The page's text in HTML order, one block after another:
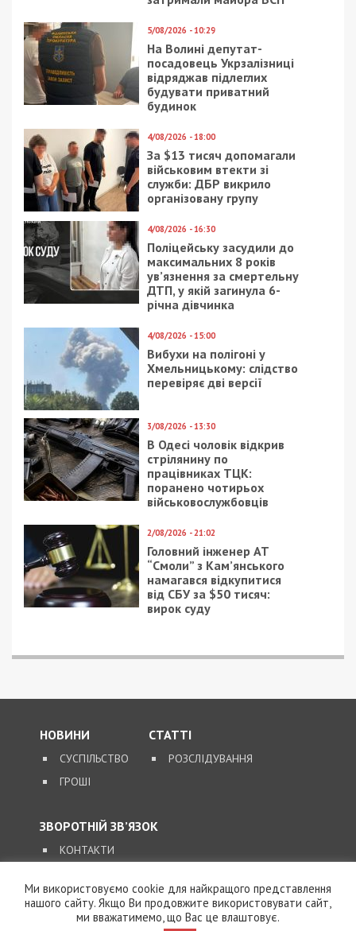
Навчання має бути очним
Фахівці з реабілітації дуже радіють з того, що
відбуваються такі зміни. В тому, що вони на часі,
цілком впевнений Олег Неханевич, доктор
медичних наук, професор, завідувач кафедри
фізичної реабілітації, спортивної медицини та
валеології Дніпровського державного медичного
університету, гарант освітньо-наукової програми
«Фізична терапія, ерготерапія».
— Звісно, збільшення кількості місць державного
матеріально-технічної та кадрової бази, — розповідає
Олег Неханевич. – Зараз ми над цим працюємо. Два роки
тому було проведено ремонт дахів наших основних
корпусів, один з них – саме спортивно-реабілітаційний.
Зараз у нас є п’ять залів, де відбуваються навчальні та
практичні заняття. В кожному з них є реабілітаційне
обладнання. Також реабілітаційні тренування
відбуваються у відкритому плавальному басейні та на
спортивному майданчику.
У виші багато навчального обладнання для
майбутніх лікарів-реабілітологів. Є центр
симуляційного навчання. А також студенти
Ми використовуємо cookie для найкращого представлення
нашого сайту. Якщо Ви продовжите використовувати сайт,
ми вважатимемо, що Вас це влаштовує.